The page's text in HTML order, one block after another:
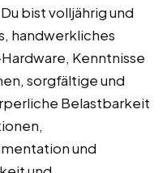
bist volljährig und
handwerkliches
Kenntnisse
sorgfältige und
Belastbarkeit
und